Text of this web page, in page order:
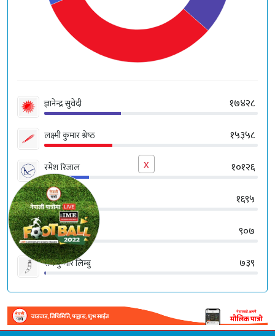
ज्ञानेन्द्र सुवेदी १७४२८
लक्ष्मी कुमार श्रेष्‍ठ १५३५८
रमेश रिजाल १०१२६
विश्व वन्धु तामाङ १६९५
पुस्प राज खनाल ९०७
राम कुमार लिम्बु ७३९
x